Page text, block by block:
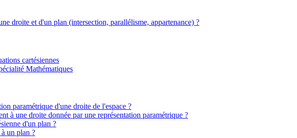
droite et d'un plan (intersection, parallélisme, appartenance) ?
cartésiennes
Mathématiques
paramétrique d'une droite de l'espace ?
à une droite donnée par une représentation paramétrique ?
d'un plan ?
un plan ?